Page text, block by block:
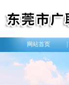
网站首页